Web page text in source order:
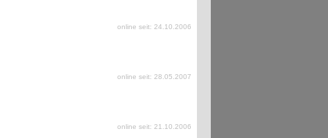
online seit: 24.10.2006
online seit: 28.05.2007
online seit: 21.10.2006